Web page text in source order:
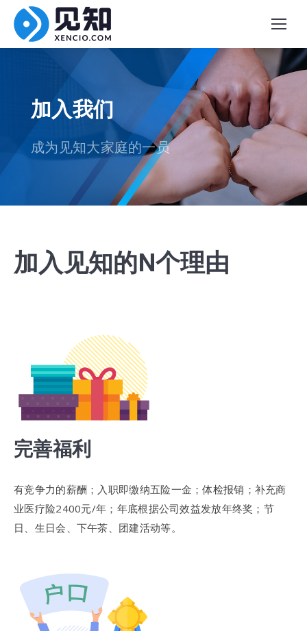
加入我们
成为见知大家庭的一员
加入见知的N个理由
完善福利
有竞争力的薪酬；入职即缴纳五险一金；体检报销；补充商
业医疗险2400元/年；年底根据公司效益发放年终奖；节
日、生日会、下午茶、团建活动等。